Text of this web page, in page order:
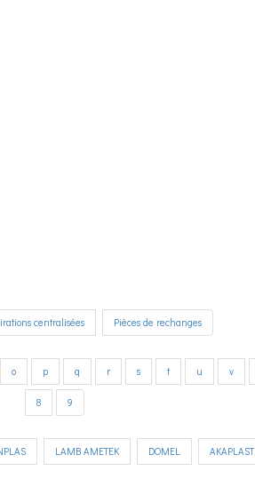
centralisées Pièces de rechanges
o p q r s t u v
8 9
LAMB AMETEK DOMEL AKAPLAST